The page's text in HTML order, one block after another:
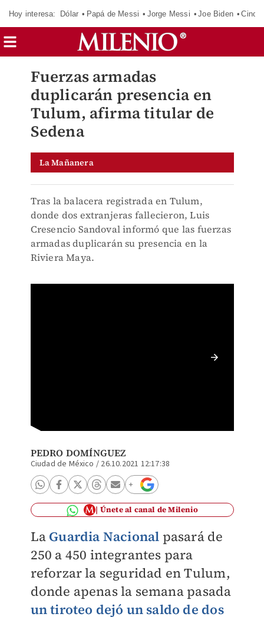
Hoy interesa: Dólar Papá de Messi Jorge Messi Joe Biden
Fuerzas armadas
duplicarán presencia en
Tulum, afirma titular de
Sedena
La Mañanera
Tras la balacera registrada en Tulum,
donde dos extranjeras fallecieron, Luis
Cresencio Sandoval informó que las fuerzas
armadas duplicarán su presencia en la
Riviera Maya.
PEDRO DOMÍNGUEZ
Ciudad de México / 26.10.2021 12:17:38
Únete al canal de Milenio
La Guardia Nacional pasará de
250 a 450 integrantes para
reforzar la seguridad en Tulum,
donde apenas la semana pasada
un tiroteo dejó un saldo de dos